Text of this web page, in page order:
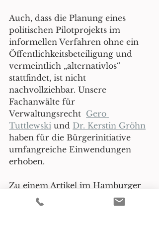
Auch, dass die Planung eines
politischen Pilotprojekts im
informellen Verfahren ohne ein
Öffentlichkeitsbeteiligung und
vermeintlich „alternativlos“
stattfindet, ist nicht
nachvollziehbar. Unsere
Fachanwälte für
Verwaltungsrecht Gero
Tuttlewski und Dr. Kerstin Gröhn
haben für die Bürgerinitiative
umfangreiche Einwendungen
erhoben.
Zu einem Artikel im Hamburger
Abendblatt geht es
Planung + Umwelt